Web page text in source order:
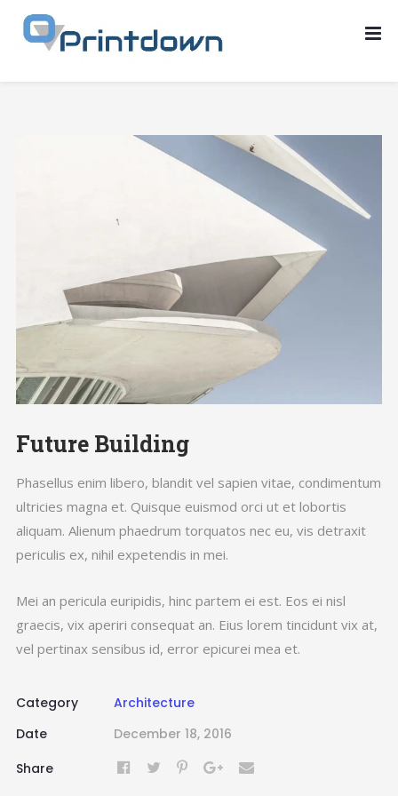
Future Building
Phasellus enim libero, blandit vel sapien vitae, condimentum
ultricies magna et. Quisque euismod orci ut et lobortis
aliquam. Alienum phaedrum torquatos nec eu, vis detraxit
periculis ex, nihil expetendis in mei.
Mei an pericula euripidis, hinc partem ei est. Eos ei nisl
graecis, vix aperiri consequat an. Eius lorem tincidunt vix at,
vel pertinax sensibus id, error epicurei mea et.
Category
Architecture
Date
December 18, 2016
Share